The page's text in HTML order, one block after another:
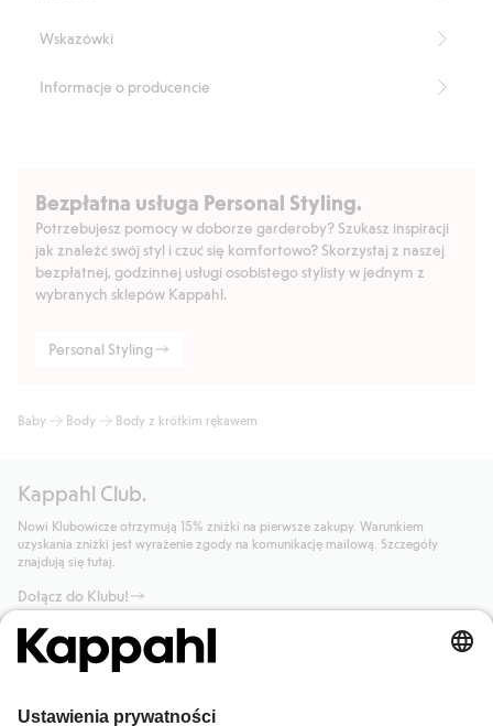
Wskazówki
Informacje o producencie
Bezpłatna usługa Personal Styling.
Potrzebujesz pomocy w doborze garderoby? Szukasz inspiracji
jak znaleźć swój styl i czuć się komfortowo? Skorzystaj z naszej
bezpłatnej, godzinnej usługi osobistego stylisty w jednym z
wybranych sklepów Kappahl.
Personal Styling
Baby Body Body z krótkim rękawem
Kappahl Club.
Nowi Klubowicze otrzymują 15% zniżki na pierwsze zakupy. Warunkiem
uzyskania zniżki jest wyrażenie zgody na komunikację mailową. Szczegóły
znajdują się tutaj.
Dołącz do Klubu!